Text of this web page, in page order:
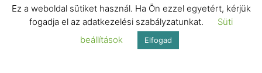
szerkesztoseg@uni-nke.hu
IMPRESSZUM
Ez a weboldal sütiket használ. Ha Ön ezzel egyetért, kérjük
fogadja el az adatkezelési szabályzatunkat.
Süti
beállítások
Elfogad